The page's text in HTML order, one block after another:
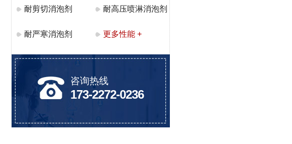
耐剪切消泡剂 耐高压喷淋消泡剂
耐严寒消泡剂 更多性能 +
咨询热线
173-2272-0236